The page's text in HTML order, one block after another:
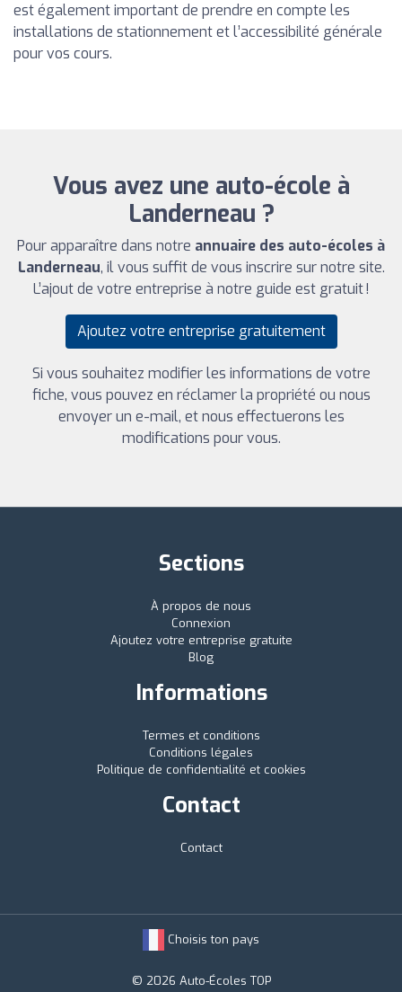
est également important de prendre en compte les
installations de stationnement et l’accessibilité générale
pour vos cours.
Vous avez une auto-école à
Landerneau ?
Pour apparaître dans notre annuaire des auto-écoles à
Landerneau, il vous suffit de vous inscrire sur notre site.
L’ajout de votre entreprise à notre guide est gratuit !
Ajoutez votre entreprise gratuitement
Si vous souhaitez modifier les informations de votre
fiche, vous pouvez en réclamer la propriété ou nous
envoyer un e-mail, et nous effectuerons les
modifications pour vous.
Sections
À propos de nous
Connexion
Ajoutez votre entreprise gratuite
Blog
Informations
Termes et conditions
Conditions légales
Politique de confidentialité et cookies
Contact
Contact
Choisis ton pays
© 2026 Auto-Écoles TOP